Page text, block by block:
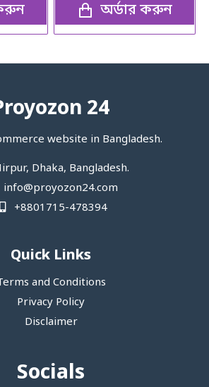
অর্ডার করুন
24
website in Bangladesh.
Dhaka, Bangladesh.
info@proyozon24.com
+8801715-478394
Quick Links
and Conditions
Privacy Policy
Disclaimer
Socials